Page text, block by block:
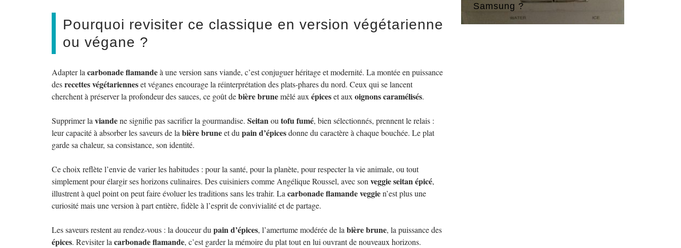
Pourquoi revisiter ce classique en version végétarienne
ou végane ?
Adapter la carbonade flamandeà une version sans viande, c’est conjuguer héritage et modernité. La montée en puissance
desrecettes végétarienneset véganes encourage la réinterprétation des plats-phares du nord. Ceux qui se lancent
cherchent à préserver la profondeur des sauces, ce goût debière brunemêlé aux épiceset aux oignons caramélisés.
Supprimer la viandene signifie pas sacrifier la gourmandise. Seitanou tofu fumé, bien sélectionnés, prennent le relais :
leur capacité à absorber les saveurs de la bière bruneet du pain d’épicesdonne du caractère à chaque bouchée. Le plat
garde sa chaleur, sa consistance, son identité.
Ce choix reflète l’envie de varier les habitudes : pour la santé, pour la planète, pour respecter la vie animale, ou tout
simplement pour élargir ses horizons culinaires. Des cuisiniers comme Angélique Roussel, avec son veggie seitan épicé,
illustrent à quel point on peut faire évoluer les traditions sans les trahir. La carbonade flamande veggien’est plus une
curiosité mais une version à part entière, fidèle à l’esprit de convivialité et de partage.
Les saveurs restent au rendez-vous : la douceur du pain d’épices, l’amertume modérée de la bière brune, la puissance des
épices. Revisiter la carbonade flamande, c’est garder la mémoire du plat tout en lui ouvrant de nouveaux horizons.
Samsung ?